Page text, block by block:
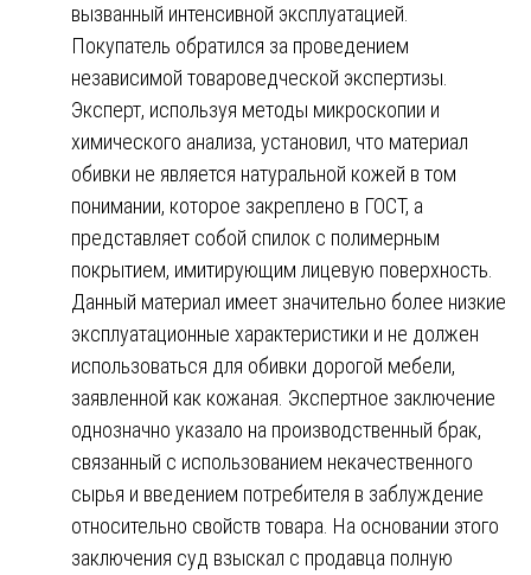
вызванный интенсивной эксплуатацией.
Покупатель обратился за проведением
независимой товароведческой экспертизы.
Эксперт, используя методы микроскопии и
химического анализа, установил, что материал
обивки не является натуральной кожей в том
понимании, которое закреплено в ГОСТ, а
представляет собой спилок с полимерным
покрытием, имитирующим лицевую поверхность.
Данный материал имеет значительно более низкие
эксплуатационные характеристики и не должен
использоваться для обивки дорогой мебели,
заявленной как кожаная. Экспертное заключение
однозначно указало на производственный брак,
связанный с использованием некачественного
сырья и введением потребителя в заблуждение
относительно свойств товара. На основании этого
заключения суд взыскал с продавца полную